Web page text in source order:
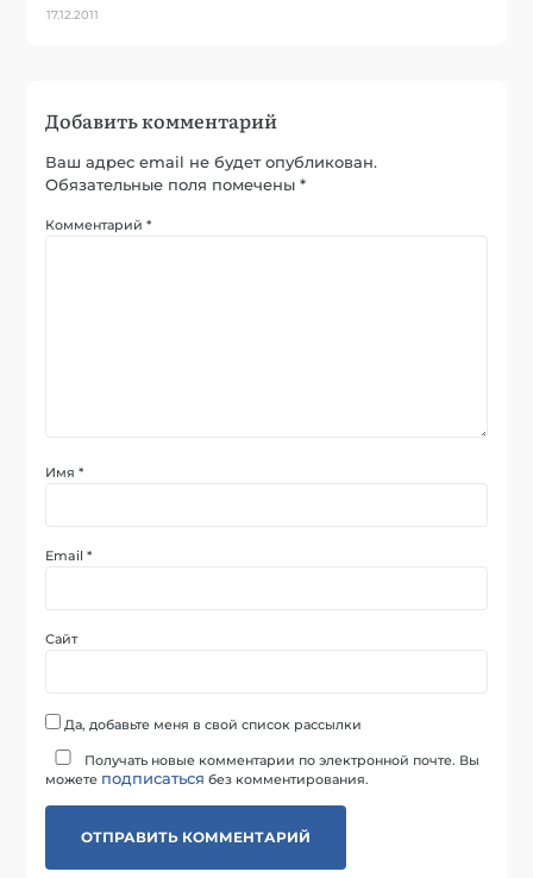
17.12.2011
Добавить комментарий
Ваш адрес email не будет опубликован.
Обязательные поля помечены*
Комментарий*
Имя*
Email*
Сайт
Да, добавьте меня в свой список рассылки
Получать новые комментарии по электронной почте. Вы
можете подписаться без комментирования.